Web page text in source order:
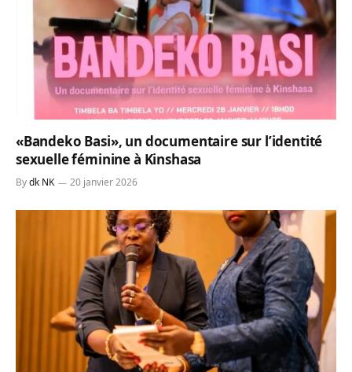
«Bandeko Basi», un documentaire sur l’identité
sexuelle féminine à Kinshasa
Bydk NK 20 janvier 2026